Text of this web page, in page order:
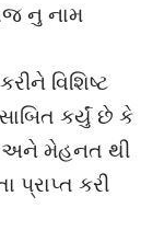
નુ નામ
વિશિષ્ટ
કર્યું છે કે
અને મેહનત થી
પ્રાપ્ત કરી